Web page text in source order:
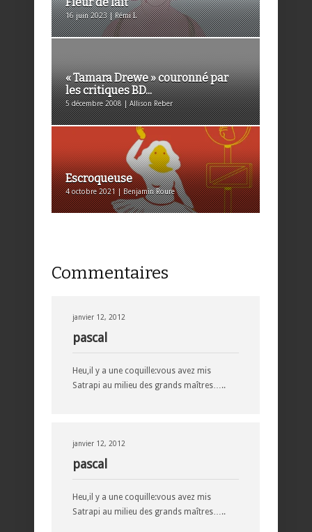
16 juin 2023 | Rémi I.
« Tamara Drewe » couronné par
les critiques BD...
5 décembre 2008 | Allison Reber
Escroqueuse
4 octobre 2021 | Benjamin Roure
Commentaires
janvier 12, 2012
pascal
Heu,il y a une coquille:vous avez mis
Satrapi au milieu des grands maîtres…..
janvier 12, 2012
pascal
Heu,il y a une coquille:vous avez mis
Satrapi au milieu des grands maîtres…..